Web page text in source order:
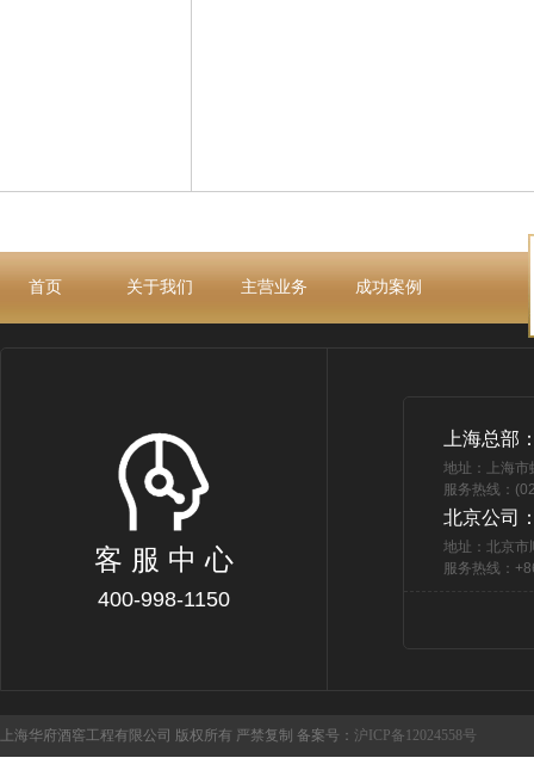
首页 关于我们 主营业务 成功案例
客 服 中 心
400-998-1150
上海总部
地址：上海
服务热线：
北京公司
地址：北京市
服务热线：
上海华府酒窖工程有限公司 版权所有 严禁复制 备案号： 沪ICP备12024558号